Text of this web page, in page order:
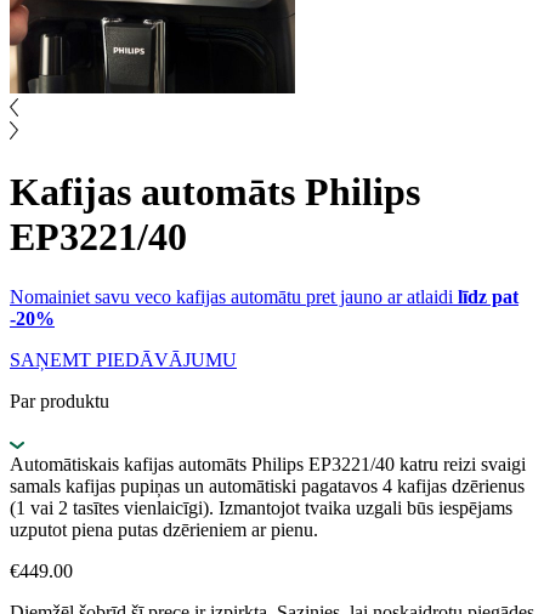
Kafijas automāts Philips
EP3221/40
Nomainiet savu veco kafijas automātu pret jauno ar atlaidi līdz pat
-20%
SAŅEMT PIEDĀVĀJUMU
Par produktu
Automātiskais kafijas automāts Philips EP3221/40 katru reizi svaigi
samals kafijas pupiņas un automātiski pagatavos 4 kafijas dzērienus
(1 vai 2 tasītes vienlaicīgi). Izmantojot tvaika uzgali būs iespējams
uzputot piena putas dzērieniem ar pienu.
€449.00